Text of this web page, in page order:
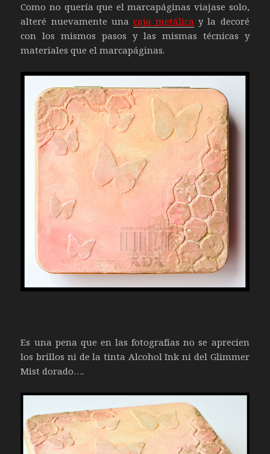
Como no quería que el marcapáginas viajase solo,
alteré nuevamente una caja metálica y la decoré
con los mismos pasos y las mismas técnicas y
materiales que el marcapáginas.
Es una pena que en las fotografías no se aprecien
los brillos ni de la tinta Alcohol Ink ni del Glimmer
Mist dorado….